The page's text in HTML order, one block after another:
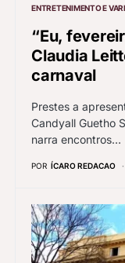
ENTRETENIMENTO E
“Eu,
Claudia
carnaval
Prestes a
Candyall Guetho
narra encontros…
POR ÍCARO REDACAO